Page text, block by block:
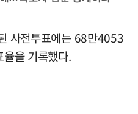
사전투표에는 68만4053
을 기록했다.